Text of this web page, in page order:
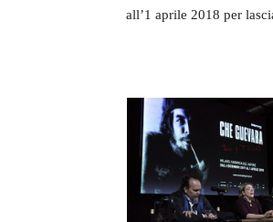
all’1 aprile 2018 per